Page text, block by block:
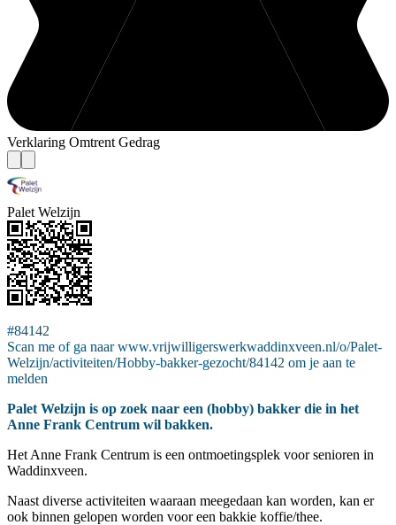
Verklaring Omtrent Gedrag
Palet Welzijn
#84142
Scan me of ga naar www.vrijwilligerswerkwaddinxveen.nl/o/Palet-
Welzijn/activiteiten/Hobby-bakker-gezocht/84142 om je aan te
melden
Palet Welzijn is op zoek naar een (hobby) bakker die in het
Anne Frank Centrum wil bakken.
Het Anne Frank Centrum is een ontmoetingsplek voor senioren in
Waddinxveen.
Naast diverse activiteiten waaraan meegedaan kan worden, kan er
ook binnen gelopen worden voor een bakkie koffie/thee.